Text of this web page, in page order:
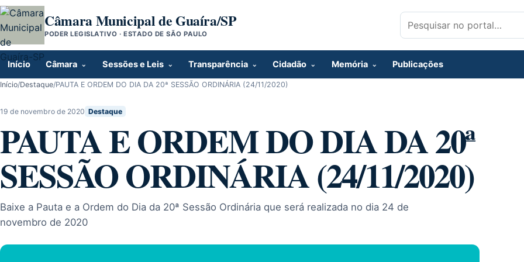
Pular para o conteúdo
Câmara Municipal de Guaíra/SP
PODER LEGISLATIVO · ESTADO DE SÃO PAULO
Pesquisar por:
Início Câmara Sessões e Leis Transparência Cidadão Memória Publicações
Início/Destaque/PAUTA E ORDEM DO DIA DA 20ª SESSÃO ORDINÁRIA (24/11/2020)
19 de novembro de 2020 Destaque
PAUTA E ORDEM DO DIA DA 20ª
SESSÃO ORDINÁRIA (24/11/2020)
Baixe a Pauta e a Ordem do Dia da 20ª Sessão Ordinária que será realizada no dia 24 de
novembro de 2020